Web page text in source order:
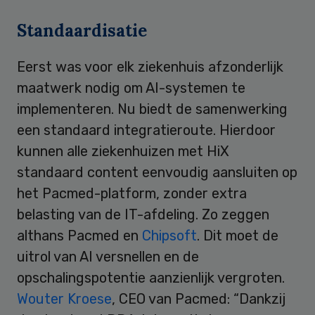
Standaardisatie
Eerst was voor elk ziekenhuis afzonderlijk
maatwerk nodig om AI-systemen te
implementeren. Nu biedt de samenwerking
een standaard integratieroute. Hierdoor
kunnen alle ziekenhuizen met HiX
standaard content eenvoudig aansluiten op
het Pacmed-platform, zonder extra
belasting van de IT-afdeling. Zo zeggen
althans Pacmed en Chipsoft. Dit moet de
uitrol van AI versnellen en de
opschalingspotentie aanzienlijk vergroten.
Wouter Kroese, CEO van Pacmed: “Dankzij